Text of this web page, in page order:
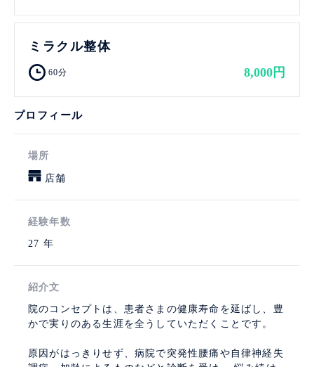
ミラクル整体
60分 8,000円
プロフィール
場所
店舗
経験年数
27 年
紹介文
院のコンセプトは、患者さまの健康寿命を延ばし、豊
かで実りのある生涯を全うしていただくことです。
原因がはっきりせず、病院で突発性腰痛や自律神経失